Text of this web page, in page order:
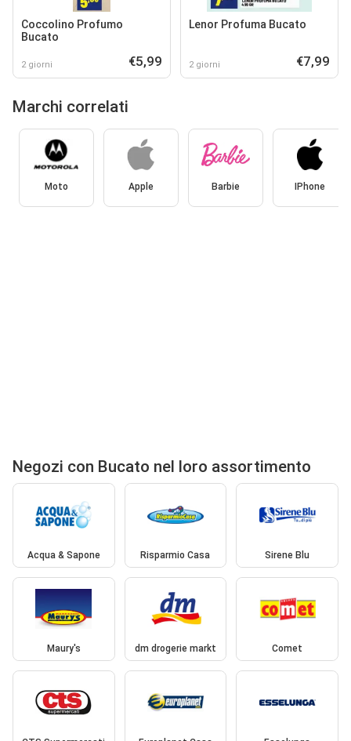
Coccolino Profumo
Bucato
2 giorni €5,99
Lenor Profuma Bucato
2 giorni €7,99
Marchi correlati
Moto Apple Barbie IPhone
Negozi con Bucato nel loro assortimento
Acqua & Sapone Risparmio Casa Sirene Blu
Maury's dm drogerie markt Comet